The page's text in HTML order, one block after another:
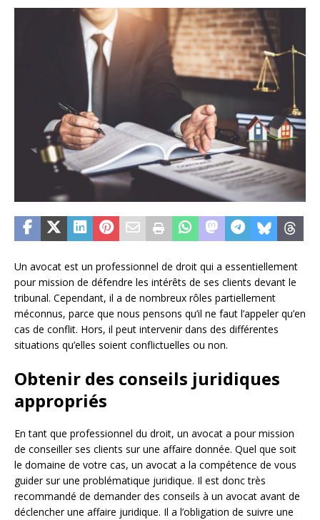
Un avocat est un professionnel de droit qui a essentiellement
pour mission de défendre les intérêts de ses clients devant le
tribunal. Cependant, il a de nombreux rôles partiellement
méconnus, parce que nous pensons qu’il ne faut l’appeler qu’en
cas de conflit. Hors, il peut intervenir dans des différentes
situations qu’elles soient conflictuelles ou non.
Obtenir des conseils juridiques
appropriés
En tant que professionnel du droit, un avocat a pour mission
de conseiller ses clients sur une affaire donnée. Quel que soit
le domaine de votre cas, un avocat a la compétence de vous
guider sur une problématique juridique. Il est donc très
recommandé de demander des conseils à un avocat avant de
déclencher une affaire juridique. Il a l’obligation de suivre une